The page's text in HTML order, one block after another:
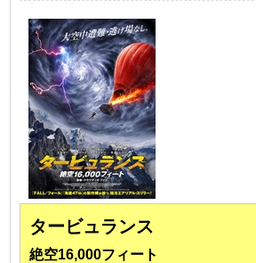
タービュランス
絶空16,000フィート